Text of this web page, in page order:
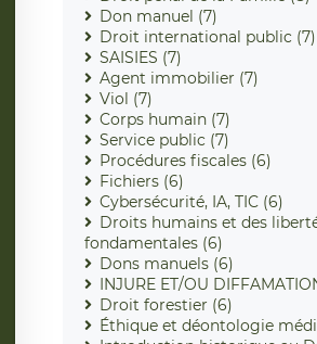
Don manuel (7)
Droit international public (7)
SAISIES (7)
Agent immobilier (7)
Viol (7)
Corps humain (7)
Service public (7)
Procédures fiscales (6)
Fichiers (6)
Cybersécurité, IA, TIC (6)
Droits humains et des
fondamentales (6)
Dons manuels (6)
INJURE ET/OU
Droit forestier (6)
Éthique et déontologie